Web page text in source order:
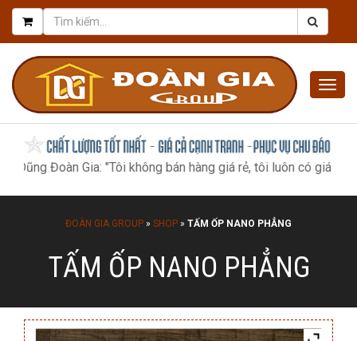
Đoàn Gia: "Tôi không bán hàng giá rẻ, tôi luôn có giá tốt nhất,
ĐOÀN GIA GROUP » SHOP » TẤM ỐP NANO PHẲNG
TẤM ỐP NANO PHẲNG